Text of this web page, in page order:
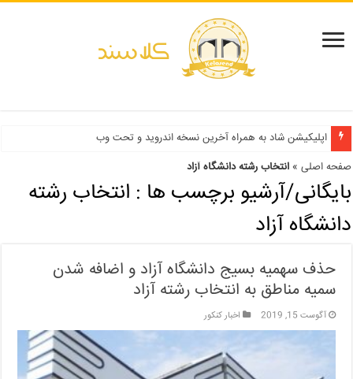
اپلیکیشن شاد به همراه آخرین نسخه اندروید و تحت وب
دفترچه انتخاب رشته کنکور سراسری ۱۳۹۹ و دانشگاه آزاد ۹۹
صفحه اصلی »انتخاب رشته دانشگاه آزاد
بایگانی/آرشیو برچسب ها : انتخاب رشته
دانشگاه آزاد
حذف سهمیه بسیج دانشگاه آزاد و اضافه شدن
سمیه مناطق به انتخاب رشته آزاد
آگوست 15, 2019 اخبار کنکور